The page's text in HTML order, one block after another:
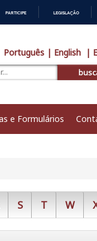
PARTICIPE LEGISLAÇÃO
Português | English |
e Formulários
S T W